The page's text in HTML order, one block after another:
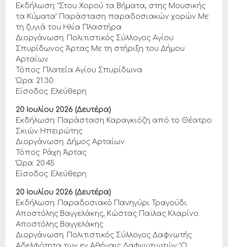
Εκδήλωση: “Στου Χορού τα Βήματα, στης Μουσικής
τα Κύματα” Παράσταση παραδοσιακών χορών Με
τη ζυγιά του Ηλία Πλαστήρα
Διοργάνωση: Πολιτιστικός Σύλλογος Αγίου
Σπυρίδωνος Άρτας Με τη στήριξη του Δήμου
Αρταίων
Τόπος: Πλατεία Αγίου Σπυρίδωνα
Ώρα: 21.30
Είσοδος: Ελεύθερη
20 Ιουλίου 2026 (Δευτέρα)
Εκδήλωση: Παράσταση Καραγκιόζη από το Θέατρο
Σκιών Ηπειρώτης
Διοργάνωση: Δήμος Αρταίων
Τόπος: Ράχη Άρτας
Ώρα: 20.45
Είσοδος: Ελεύθερη
20 Ιουλίου 2026 (Δευτέρα)
Εκδήλωση: Παραδοσιακό Πανηγύρι Τραγούδι:
Αποστόλης Βαγγελάκης, Κώστας Παϊλας Κλαρίνο:
Αποστόλης Βαγγελάκης
Διοργάνωση: Πολιτιστικός Σύλλογος Δαφνωτής